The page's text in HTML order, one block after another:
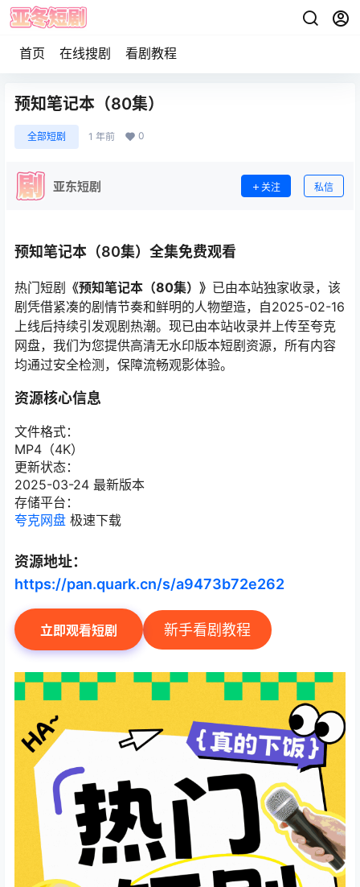
首页 在线搜剧 看剧教程
预知笔记本（80集）
全部短剧 1 年前 0
亚东短剧 关注 私信
预知笔记本（80集）全集免费观看
热门短剧 《预知笔记本（80集）》 已由本站独家收录，该
剧凭借紧凑的剧情节奏和鲜明的人物塑造，自2025-02-16
上线后持续引发观剧热潮。现已由本站收录并上传至夸克
网盘，我们为您提供高清无水印版本短剧资源，所有内容
均通过安全检测，保障流畅观影体验。
资源核心信息
文件格式：
MP4（4K）
更新状态：
2025-03-24 最新版本
存储平台：
夸克网盘 极速下载
资源地址：
https://pan.quark.cn/s/a9473b72e262
立即观看短剧 新手看剧教程